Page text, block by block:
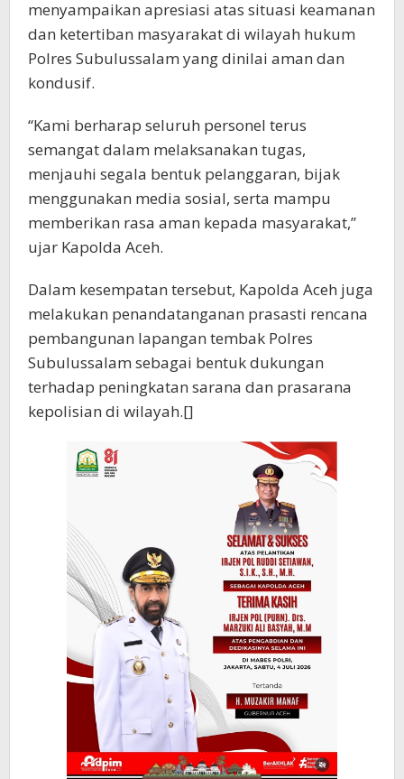
menyampaikan apresiasi atas situasi keamanan
dan ketertiban masyarakat di wilayah hukum
Polres Subulussalam yang dinilai aman dan
kondusif.
“Kami berharap seluruh personel terus
semangat dalam melaksanakan tugas,
menjauhi segala bentuk pelanggaran, bijak
menggunakan media sosial, serta mampu
memberikan rasa aman kepada masyarakat,”
ujar Kapolda Aceh.
Dalam kesempatan tersebut, Kapolda Aceh juga
melakukan penandatanganan prasasti rencana
pembangunan lapangan tembak Polres
Subulussalam sebagai bentuk dukungan
terhadap peningkatan sarana dan prasarana
kepolisian di wilayah.[]